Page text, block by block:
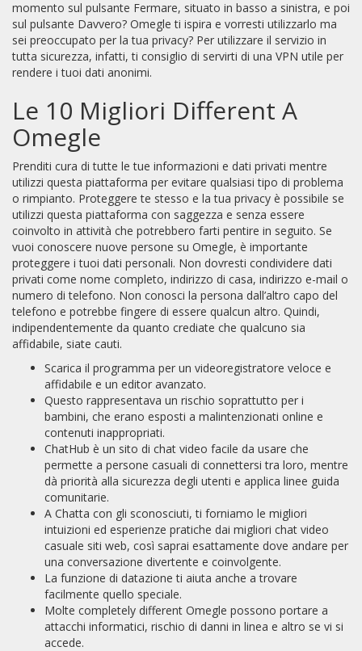
momento sul pulsante Fermare, situato in basso a sinistra, e poi
sul pulsante Davvero? Omegle ti ispira e vorresti utilizzarlo ma
sei preoccupato per la tua privacy? Per utilizzare il servizio in
tutta sicurezza, infatti, ti consiglio di servirti di una VPN utile per
rendere i tuoi dati anonimi.
Le 10 Migliori Different A
Omegle
Prenditi cura di tutte le tue informazioni e dati privati mentre
utilizzi questa piattaforma per evitare qualsiasi tipo di problema
o rimpianto. Proteggere te stesso e la tua privacy è possibile se
utilizzi questa piattaforma con saggezza e senza essere
coinvolto in attività che potrebbero farti pentire in seguito. Se
vuoi conoscere nuove persone su Omegle, è importante
proteggere i tuoi dati personali. Non dovresti condividere dati
privati come nome completo, indirizzo di casa, indirizzo e-mail o
numero di telefono. Non conosci la persona dall’altro capo del
telefono e potrebbe fingere di essere qualcun altro. Quindi,
indipendentemente da quanto crediate che qualcuno sia
affidabile, siate cauti.
Scarica il programma per un videoregistratore veloce e
affidabile e un editor avanzato.
Questo rappresentava un rischio soprattutto per i
bambini, che erano esposti a malintenzionati online e
contenuti inappropriati.
ChatHub è un sito di chat video facile da usare che
permette a persone casuali di connettersi tra loro, mentre
dà priorità alla sicurezza degli utenti e applica linee guida
comunitarie.
A Chatta con gli sconosciuti, ti forniamo le migliori
intuizioni ed esperienze pratiche dai migliori chat video
casuale siti web, così saprai esattamente dove andare per
una conversazione divertente e coinvolgente.
La funzione di datazione ti aiuta anche a trovare
facilmente quello speciale.
Molte completely different Omegle possono portare a
attacchi informatici, rischio di danni in linea e altro se vi si
accede.